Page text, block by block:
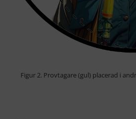
Figur 2. Provtagare (gul) placerad i